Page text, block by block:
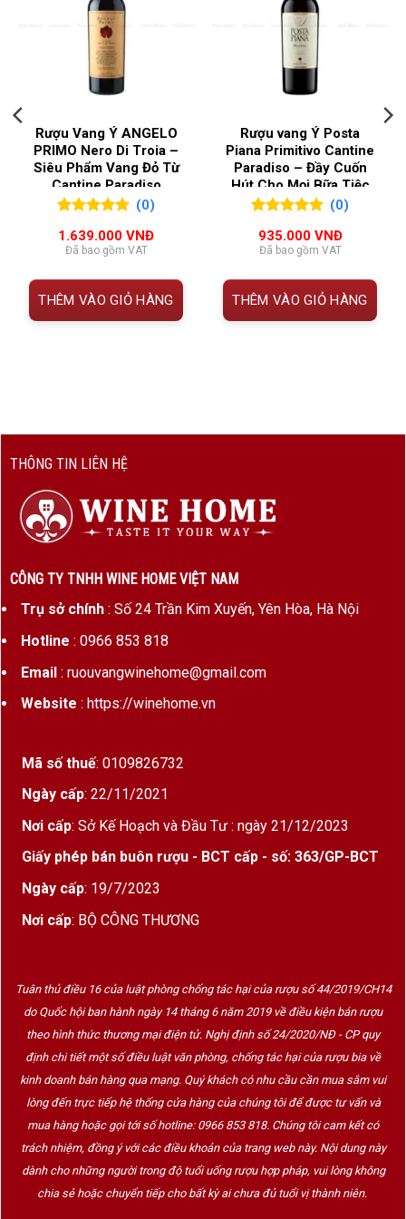
không ngại tannin nhưng vẫn dễ tiếp cận.
Thông tin Rượu vang Ý Domus Vini G79 Vino
THUỘC
TÍNH
CHI TIẾT
Tên sản
phẩm
Domus Vini G79 Vino Rosso
xuất
Loại
Nồng
độ cồn
14,5% ABV
Dung
tích
biến
750 ml
Phong
cách
Đậm đà, trái cây đen, tannin mạnh,
phong cách Ý đặc trưng blend vùng
năng
lưu trữ
2-4 năm nếu bảo quản tốt để hương
vị mềm mại hơn
Hương vị & cấu trúc
Mũi:mở ra với hương trái cây đen chín – mận,
nhẹ nếu ủ gỗ.
Vòm miệng:cấu trúc rượu rõ, tannin mạnh,
acid đủ để giữ sự cân bằng; vị đậm, đầy đặn,
cảm giác mạnh nhưng không gắt, chuyển tiếp
mượt mà đến hậu vị.
Hậu vị:kéo dài, với dư vị trái cây đen, chút
ngọt nhẹ từ Primitivo, và cảm giác cay nhẹ
hoặc khói nhẹ nếu có ủ gỗ.
NỒNG ĐỘ
QUỐC GIA SẢN
VÙNG LÀM RƯỢU Veneto
Rượu Vang Ý ANGELO
PRIMO Nero Di Troia –
Siêu Phẩm Vang Đỏ Từ
Cantine Paradiso
đánh giá
(0)
1.639.000 VNĐ
Đã bao gồm VAT
THÊM VÀO GIỎ HÀNG
Rượu vang Ý Posta
Piana Primitivo Cantine
Paradiso – Đầy Cuốn
Hút Cho Mọi Bữa Tiệc
đánh giá
(0)
935.000 VNĐ
Đã bao gồm VAT
THÊM VÀO GIỎ HÀNG
VNĐ.
THÔNG TIN LIÊN HỆ
CÔNG TY TNHH WINE HOME VIỆT NAM
Trụ sở chính: Số 24 Trần Kim Xuyến, Yên Hòa, Hà Nội
Hotline : 0966 853 818
Email: ruouvangwinehome@gmail.com
Website : https://winehome.vn
Mã số thuế: 0109826732
Ngày cấp: 22/11/2021
Nơi cấp: Sở Kế Hoạch và Đầu Tư : ngày 21/12/2023
Giấy phép bán buôn rượu - BCT cấp - số: 363/GP-BCT
Ngày cấp: 19/7/2023
Nơi cấp: BỘ CÔNG THƯƠNG
Tuân thủ điều 16 của luật phòng chống tác hại của rượu số 44/2019/CH14
do Quốc hội ban hành ngày 14 tháng 6 năm 2019 về điều kiện bán rượu
theo hình thức thương mại điện tử. Nghị định số 24/2020/NĐ - CP quy
định chi tiết một số điều luật văn phòng, chống tác hại của rượu bia về
kinh doanh bán hàng qua mạng. Quý khách có nhu cầu cần mua sắm vui
lòng đến trực tiếp hệ thống cửa hàng của chúng tôi để được tư vấn và
mua hàng hoặc gọi tới số hotline: 0966 853 818. Chúng tôi cam kết có
trách nhiệm, đồng ý với các điều khoản của trang web này. Nội dung này
dành cho những người trong độ tuổi uống rượu hợp pháp, vui lòng không
chia sẻ hoặc chuyển tiếp cho bất kỳ ai chưa đủ tuổi vị thành niên.